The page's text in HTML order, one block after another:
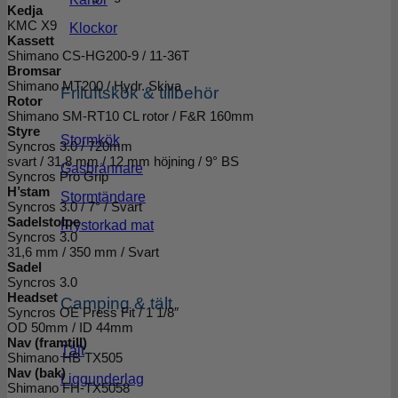
Klockor
Friluftskök & tillbehör
Stormkök
Gasbrännare
Stormtändare
Frystorkad mat
Camping & tält
Tält
Liggunderlag
Kedja
KMC X9
Kassett
Shimano CS-HG200-9 / 11-36T
Bromsar
Shimano MT200 / Hydr. Skiva
Rotor
Shimano SM-RT10 CL rotor / F&R 160mm
Styre
Syncros 3.0 / 720mm
svart / 31,8 mm / 12 mm höjning / 9° BS
Syncros Pro Grip
H’stam
Syncros 3.0 / 7° / Svart
Sadelstolpe
Syncros 3.0
31,6 mm / 350 mm / Svart
Sadel
Syncros 3.0
Headset
Syncros OE Press Fit / 1 1/8″
OD 50mm / ID 44mm
Nav (framtill)
Shimano HB TX505
Nav (bak)
Shimano FH-TX5058